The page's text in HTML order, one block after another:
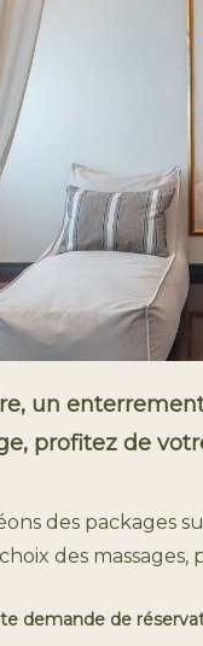
un
profitez de
des packages
des
demande de